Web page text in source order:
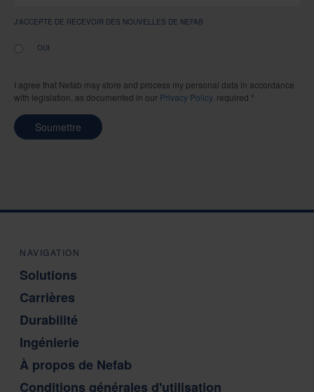
J'ACCEPTE DE RECEVOIR DES NOUVELLES DE NEFAB
OUI
I agree that Nefab may store and process my personal data in accordance
with legislation, as documented in our Privacy Policy. required *
Soumettre
NAVIGATION
Solutions
Carrières
Durabilité
Ingénierie
À propos de Nefab
Conditions générales d'utilisation